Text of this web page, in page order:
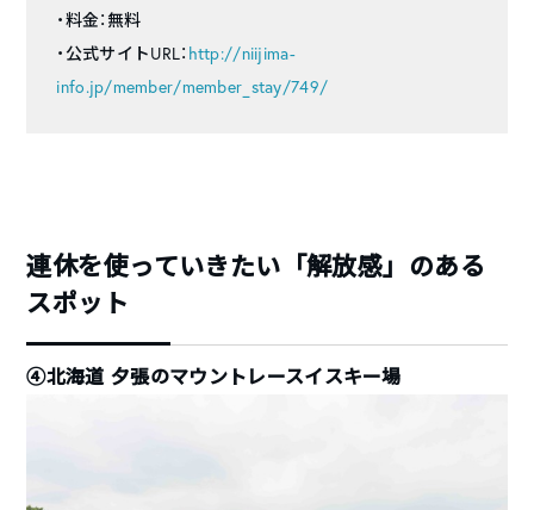
・料金：無料
・公式サイトURL： http://niijima-
info.jp/member/member_stay/749/
連休を使っていきたい「解放感」のある
スポット
④北海道 夕張のマウントレースイスキー場